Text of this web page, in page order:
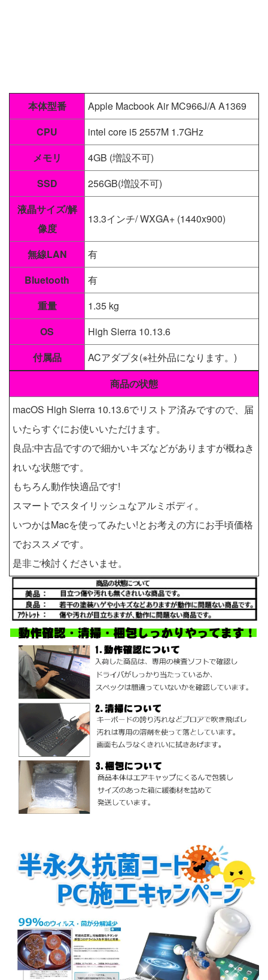
本体型番
Apple Macbook Air MC966J/A A1369
CPU
intel core i5 2557M 1.7GHz
メモリ
4GB (増設不可)
SSD
256GB(増設不可)
液晶サイズ/解
像度
13.3インチ/ WXGA+ (1440x900)
無線LAN
有
Bluetooth
有
重量
1.35 kg
OS
High Sierra 10.13.6
付属品
ACアダプタ(※社外品になります。)
商品の状態
macOS High Sierra 10.13.6でリストア済みですので、届
いたらすぐにお使いいただけます。
良品:中古品ですので細かいキズなどがありますが概ねき
れいな状態です。
もちろん動作快適品です!
スマートでスタイリッシュなアルミボディ。
いつかはMacを使ってみたい!とお考えの方にお手頃価格
でおススメです。
是非ご検討くださいませ。